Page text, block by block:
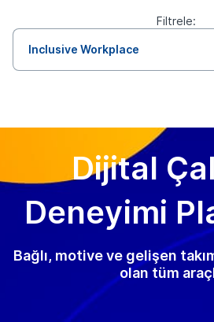
Filtrele:
Inclusive Workplace
Dijital
Deneyimi
Bağlı, motive ve gelişen
olan tüm